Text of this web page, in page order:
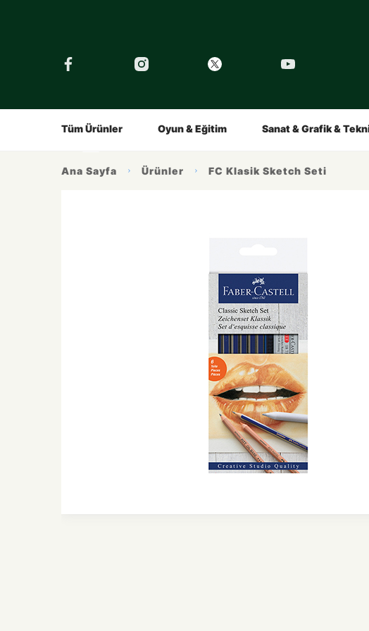
Ürünlerimiz
Tüm Ürünler Oyun & Eğitim Sanat & Grafik &
İlham Alın
Tüm Eğitimler Çocuklar İçin Gençler İçin
Şirket Tarihçe Kalemin Hikayesi
Ana Sayfa Ürünler FC Klasik Sketch Seti